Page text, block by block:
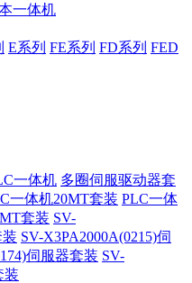
一体机
E系列 FE系列 FD系列 FED
一体机 多圈伺服驱动器套
一体机20MT套装 PLC一体
套装 SV-
SV-X3PA2000A(0215)伺
伺服器套装 SV-
装